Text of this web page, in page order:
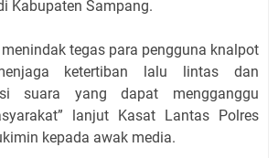
Kabupaten Sampang.
tegas para pengguna knalpot
ketertiban lalu lintas dan
suara yang dapat mengganggu
lanjut Kasat Lantas Polres
kepada awak media.